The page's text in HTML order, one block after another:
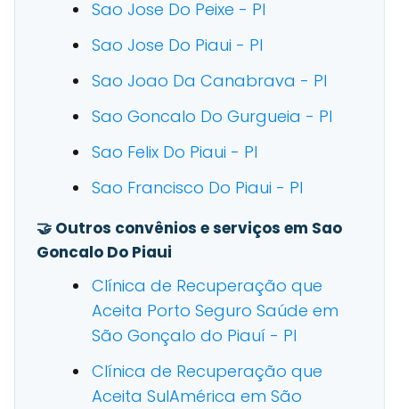
Sao Jose Do Peixe - PI
Sao Jose Do Piaui - PI
Sao Joao Da Canabrava - PI
Sao Goncalo Do Gurgueia - PI
Sao Felix Do Piaui - PI
Sao Francisco Do Piaui - PI
🤝 Outros convênios e serviços em Sao
Goncalo Do Piaui
Clínica de Recuperação que
Aceita Porto Seguro Saúde em
São Gonçalo do Piauí - PI
Clínica de Recuperação que
Aceita SulAmérica em São